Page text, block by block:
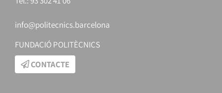
info@politecnics.barcelona
FUNDACIÓ POLITÈCNICS
CONTACTE